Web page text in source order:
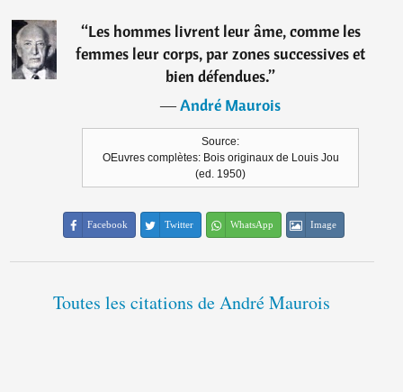
“Les hommes livrent leur âme, comme les
femmes leur corps, par zones successives et
bien défendues.”
―André Maurois
Source:
OEuvres complètes: Bois originaux de Louis Jou
(ed. 1950)
Facebook Twitter WhatsApp Image
Toutes les citations de André Maurois